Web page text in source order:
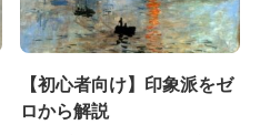
【初心者向け】印象派をゼ
ロから解説